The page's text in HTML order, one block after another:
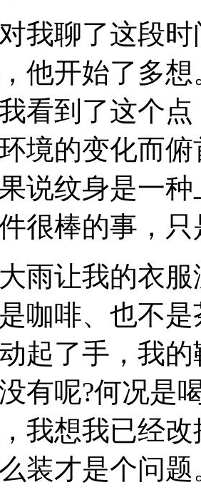
我聊了这段
他开始了多
看到了这个
境的变化而
说纹身是一
很棒的事，
雨让我的衣
咖啡、也不
起了手，我
有呢?何况是
我想我已经
装才是个问题